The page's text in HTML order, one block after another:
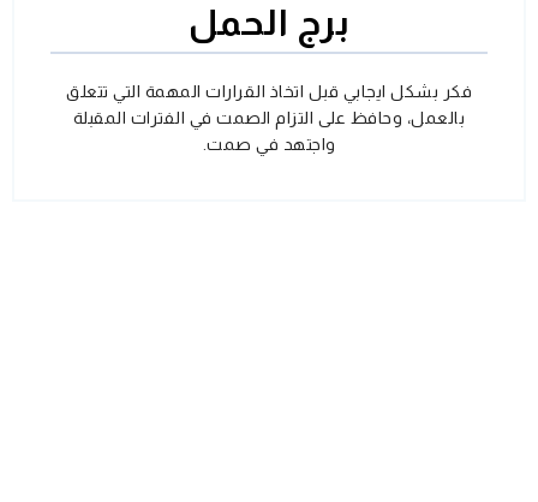
برج الحمل
فكر بشكل ايجابي قبل اتخاذ القرارات المهمة التي تتعلق
بالعمل، وحافظ على التزام الصمت في الفترات المقبلة
واجتهد في صمت.